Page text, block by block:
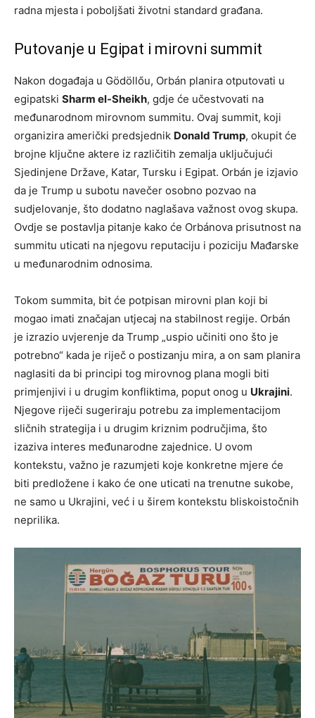
radna mjesta i poboljšati životni standard građana.
Putovanje u Egipat i mirovni summit
Nakon događaja u Gödöllőu, Orbán planira otputovati u
egipatski Sharm el-Sheikh, gdje će učestvovati na
međunarodnom mirovnom summitu. Ovaj summit, koji
organizira američki predsjednik Donald Trump, okupit će
brojne ključne aktere iz različitih zemalja uključujući
Sjedinjene Države, Katar, Tursku i Egipat. Orbán je izjavio
da je Trump u subotu navečer osobno pozvao na
sudjelovanje, što dodatno naglašava važnost ovog skupa.
Ovdje se postavlja pitanje kako će Orbánova prisutnost na
summitu uticati na njegovu reputaciju i poziciju Mađarske
u međunarodnim odnosima.
Tokom summita, bit će potpisan mirovni plan koji bi
mogao imati značajan utjecaj na stabilnost regije. Orbán
je izrazio uvjerenje da Trump „uspio učiniti ono što je
potrebno“ kada je riječ o postizanju mira, a on sam planira
naglasiti da bi principi tog mirovnog plana mogli biti
primjenjivi i u drugim konfliktima, poput onog u Ukrajini.
Njegove riječi sugeriraju potrebu za implementacijom
sličnih strategija i u drugim kriznim područjima, što
izaziva interes međunarodne zajednice. U ovom
kontekstu, važno je razumjeti koje konkretne mjere će
biti predložene i kako će one uticati na trenutne sukobe,
ne samo u Ukrajini, već i u širem kontekstu bliskoistočnih
neprilika.